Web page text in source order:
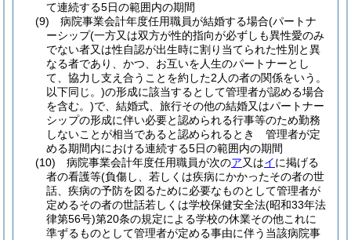
て連続する5日の範囲内の期間
(9)
病院事業会計年度任用職員が結婚する場合(パートナ
ーシップ(一方又は双方が性的指向が必ずしも異性愛のみ
でない者又は性自認が出生時に割り当てられた性別と異
なる者であり、かつ、お互いを人生のパートナーとし
て、協力し支え合うことを約した2人の者の関係をいう。
以下同じ。)の形成に該当するとして管理者が認める場合
を含む。)で、結婚式、旅行その他の結婚又はパートナー
シップの形成に伴い必要と認められる行事等のため勤務
しないことが相当であると認められるとき 管理者が定
める期間内における連続する5日の範囲内の期間
(10)
病院事業会計年度任用職員が次のア又はイに掲げる
者の看護等(負傷し、若しくは疾病にかかったその者の世
話、疾病の予防を図るために必要なものとして管理者が
定めるその者の世話若しくは学校保健安全法(昭和33年法
律第56号)第20条の規定による学校の休業その他これに
準ずるものとして管理者が定める事由に伴う当該病院事